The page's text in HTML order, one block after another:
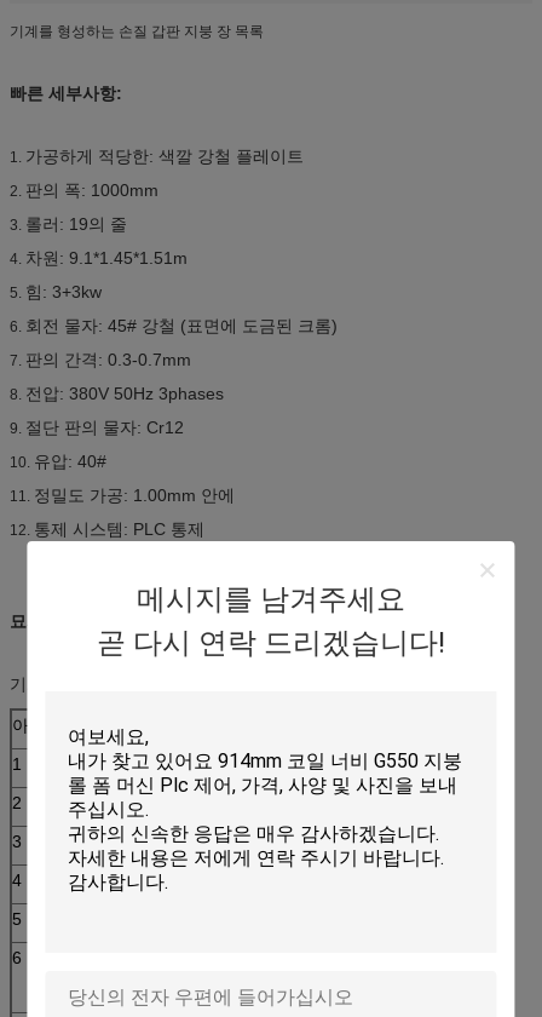
메시지를 남겨주세요
곧 다시 연락 드리겠습니다!
기계를 형성하는 손질 갑판 지붕 장 목록
빠른 세부사항:
1. 가공하게 적당한: 색깔 강철 플레이트
2. 판의 폭: 1000mm
3. 롤러: 19의 줄
4. 차원: 9.1*1.45*1.51m
5. 힘: 3+3kw
6. 회전 물자: 45# 강철 (표면에 도금된 크롬)
7. 판의 간격: 0.3-0.7mm
8. 전압: 380V 50Hz 3phases
9. 절단 판의 물자: Cr12
10. 유압: 40#
11. 정밀도 가공: 1.00mm 안에
12. 통제 시스템: PLC 통제
묘사:
기계 요점 모수를 형성하는 지붕 장 목록
아니다.
1
가공하게 적당한색깔 강철 플레이트
2
판의 폭
3
롤러
19의 줄
4
차원
5
6